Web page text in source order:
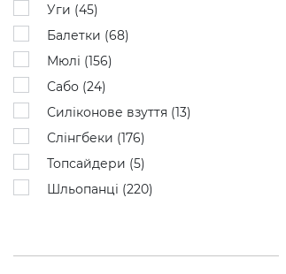
Уги (45)
Балетки (68)
Мюлі (156)
Сабо (24)
Силіконове взуття (13)
Слінгбеки (176)
Топсайдери (5)
Шльопанці (220)